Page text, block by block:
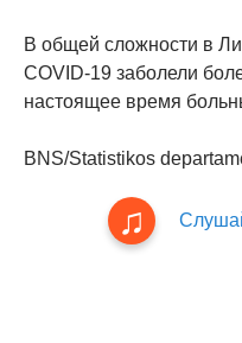
В общей сложности в
COVID-19 заболели
настоящее время
BNS/Statistikos